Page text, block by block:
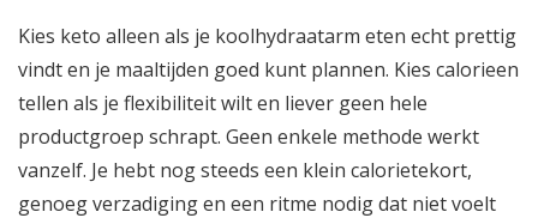
Kies keto alleen als je koolhydraatarm eten echt prettig
vindt en je maaltijden goed kunt plannen. Kies calorieen
tellen als je flexibiliteit wilt en liever geen hele
productgroep schrapt. Geen enkele methode werkt
vanzelf. Je hebt nog steeds een klein calorietekort,
genoeg verzadiging en een ritme nodig dat niet voelt